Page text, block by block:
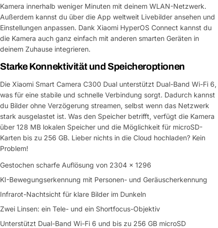
Kamera innerhalb weniger Minuten mit deinem WLAN-Netzwerk.
Außerdem kannst du über die App weltweit Livebilder ansehen und
Einstellungen anpassen. Dank Xiaomi HyperOS Connect kannst du
die Kamera auch ganz einfach mit anderen smarten Geräten in
deinem Zuhause integrieren.
Starke Konnektivität und Speicheroptionen
Die Xiaomi Smart Camera C300 Dual unterstützt Dual-Band Wi-Fi 6,
was für eine stabile und schnelle Verbindung sorgt. Dadurch kannst
du Bilder ohne Verzögerung streamen, selbst wenn das Netzwerk
stark ausgelastet ist. Was den Speicher betrifft, verfügt die Kamera
über 128 MB lokalen Speicher und die Möglichkeit für microSD-
Karten bis zu 256 GB. Lieber nichts in die Cloud hochladen? Kein
Problem!
Gestochen scharfe Auflösung von 2304 x 1296
KI-Bewegungserkennung mit Personen- und Geräuscherkennung
Infrarot-Nachtsicht für klare Bilder im Dunkeln
Zwei Linsen: ein Tele- und ein Shortfocus-Objektiv
Unterstützt Dual-Band Wi-Fi 6 und bis zu 256 GB microSD